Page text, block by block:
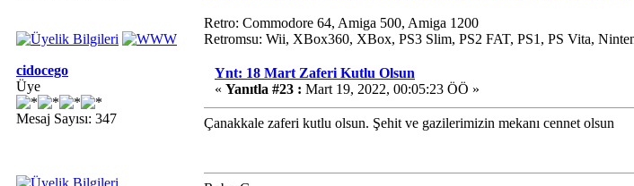
Retro: Commodore 64, Amiga 500, Amiga 1200
Retromsu: Wii, XBox360, XBox, PS3 Slim, PS2 FAT, PS1, PS Vita,
cidocego
Üye
Mesaj Sayısı: 347
Ynt: 18 Mart Zaferi Kutlu Olsun
« Yanıtla #23 : Mart 19, 2022, 00:05:23 ÖÖ »
Çanakkale zaferi kutlu olsun. Şehit ve gazilerimizin mekanı cennet olsun